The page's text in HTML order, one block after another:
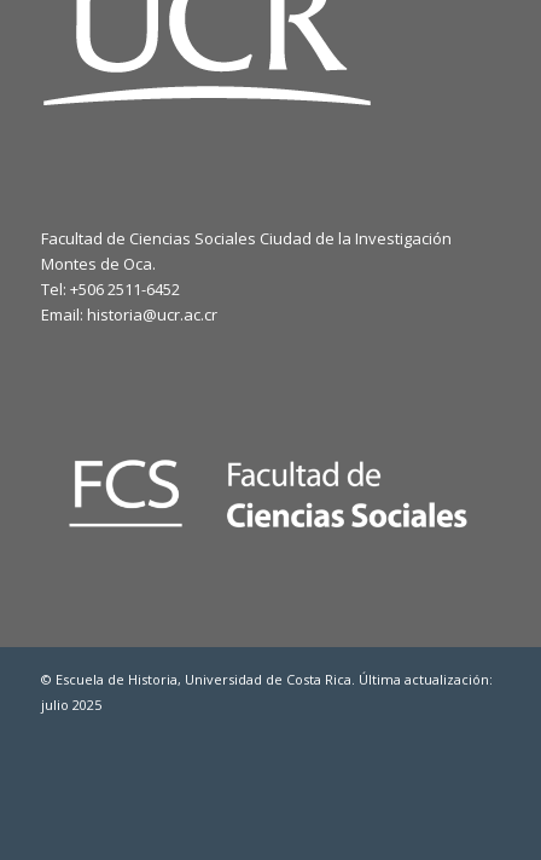
Facultad de Ciencias Sociales Ciudad de la Investigación
Montes de Oca.
Tel: +506 2511-6452
Email: historia@ucr.ac.cr
© Escuela de Historia, Universidad de Costa Rica. Última actualización:
julio 2025